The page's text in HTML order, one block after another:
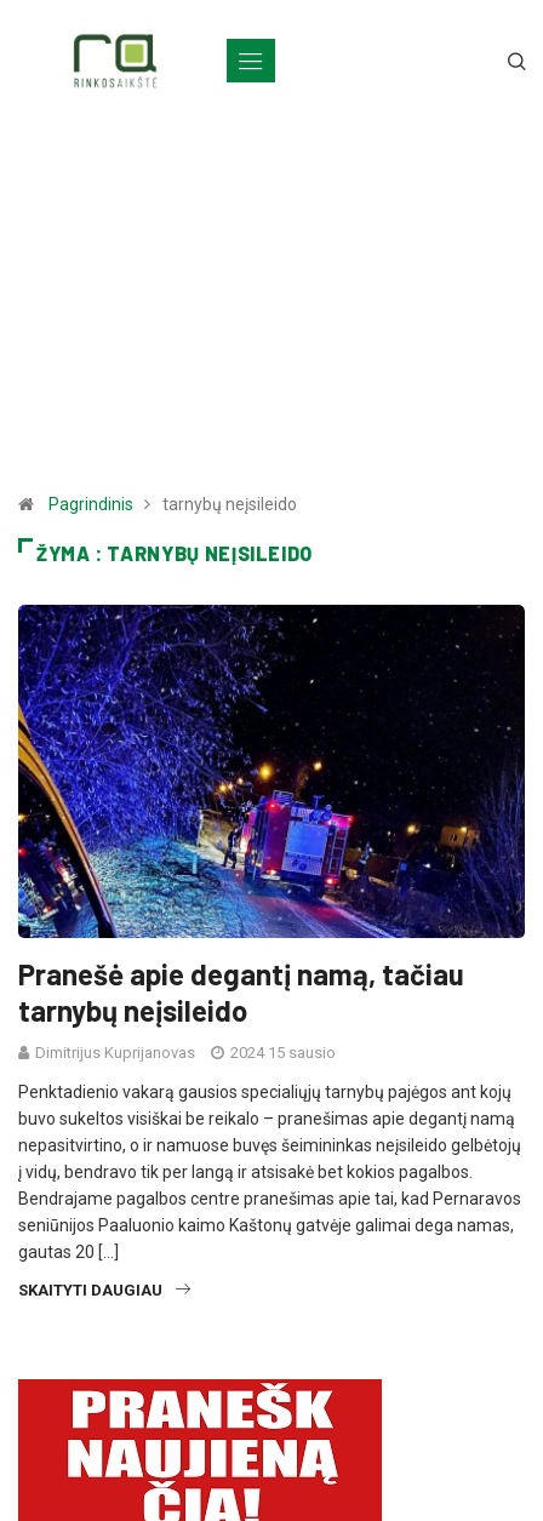
Pagrindinis tarnybų neįsileido
ŽYMA : TARNYBŲ NEĮSILEIDO
Pranešė apie degantį namą, tačiau
tarnybų neįsileido
Dimitrijus Kuprijanovas 2024 15 sausio
Penktadienio vakarą gausios specialiųjų tarnybų pajėgos ant kojų
buvo sukeltos visiškai be reikalo – pranešimas apie degantį namą
nepasitvirtino, o ir namuose buvęs šeimininkas neįsileido gelbėtojų
į vidų, bendravo tik per langą ir atsisakė bet kokios pagalbos.
Bendrajame pagalbos centre pranešimas apie tai, kad Pernaravos
seniūnijos Paaluonio kaimo Kaštonų gatvėje galimai dega namas,
gautas 20 […]
SKAITYTI DAUGIAU